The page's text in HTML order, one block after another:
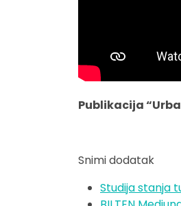
Publikacija
Snimi dodatak
Studija stanja